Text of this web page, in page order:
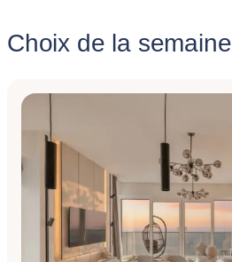
Choix de la semaine